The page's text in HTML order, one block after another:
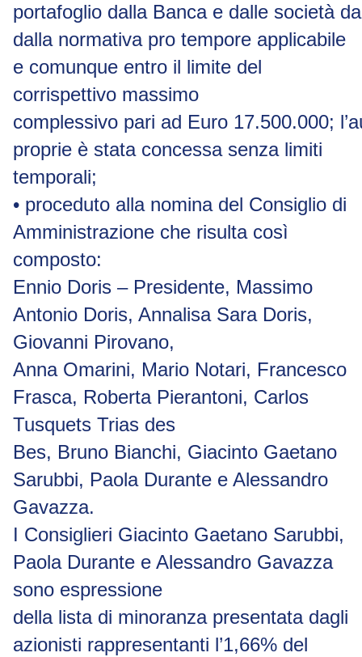
portafoglio dalla Banca e dalle società da
dalla normativa pro tempore applicabile
e comunque entro il limite del
corrispettivo massimo
complessivo pari ad Euro 17.500.000;
proprie è stata concessa senza limiti
temporali;
• proceduto alla nomina del Consiglio di
Amministrazione che risulta così
composto:
Ennio Doris – Presidente, Massimo
Antonio Doris, Annalisa Sara Doris,
Giovanni Pirovano,
Anna Omarini, Mario Notari, Francesco
Frasca, Roberta Pierantoni, Carlos
Tusquets Trias des
Bes, Bruno Bianchi, Giacinto Gaetano
Sarubbi, Paola Durante e Alessandro
Gavazza.
I Consiglieri Giacinto Gaetano Sarubbi,
Paola Durante e Alessandro Gavazza
sono espressione
della lista di minoranza presentata dagli
azionisti rappresentanti l’1,66% del